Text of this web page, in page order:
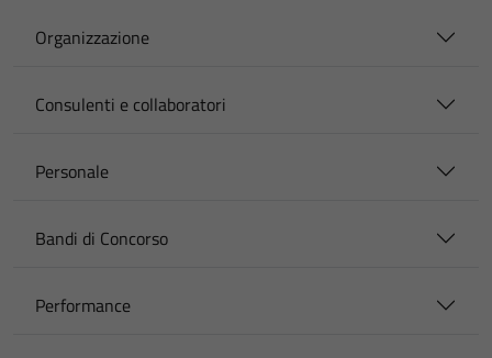
Organizzazione
Consulenti e collaboratori
Personale
Bandi di Concorso
Performance